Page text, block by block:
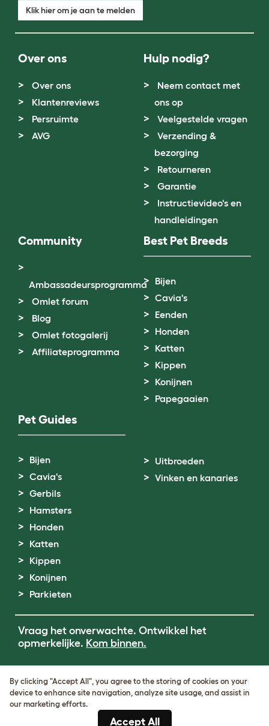
Klik hier om je aan te melden
Over ons
Over ons
Klantenreviews
Persruimte
AVG
Hulp nodig?
Neem contact met
ons op
Veelgestelde vragen
Verzending &
bezorging
Retourneren
Garantie
Instructievideo's en
handleidingen
Community
Ambassadeursprogramma
Omlet forum
Blog
Omlet fotogalerij
Affiliateprogramma
Best Pet Breeds
Bijen
Cavia's
Eenden
Honden
Katten
Kippen
Konijnen
Papegaaien
Pet Guides
Bijen
Cavia's
Gerbils
Hamsters
Honden
Katten
Kippen
Konijnen
Parkieten
Uitbroeden
Vinken en kanaries
Vraag het onverwachte. Ontwikkel het
opmerkelijke. Kom binnen.
Cookie & Privacy Policy
Cookie Settings
By clicking "Accept All", you agree to the storing of cookies on your
device to enhance site navigation, analyze site usage, and assist in
our marketing efforts.
Accept All